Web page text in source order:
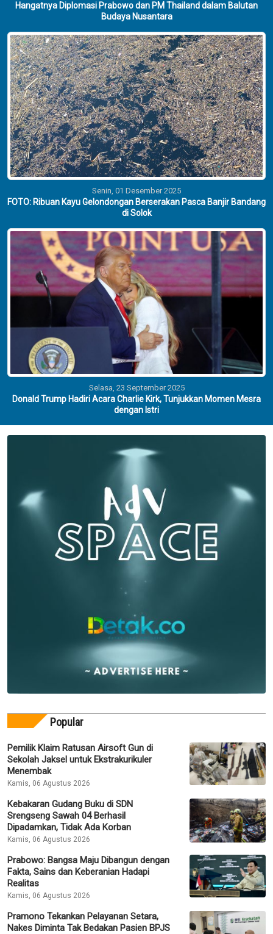
Hangatnya Diplomasi Prabowo dan PM Thailand dalam Balutan
Budaya Nusantara
Senin, 01 Desember 2025
FOTO: Ribuan Kayu Gelondongan Berserakan Pasca Banjir Bandang
di Solok
Selasa, 23 September 2025
Donald Trump Hadiri Acara Charlie Kirk, Tunjukkan Momen Mesra
dengan Istri
Popular
Pemilik Klaim Ratusan Airsoft Gun di
Sekolah Jaksel untuk Ekstrakurikuler
Menembak
Kamis, 06 Agustus 2026
Kebakaran Gudang Buku di SDN
Srengseng Sawah 04 Berhasil
Dipadamkan, Tidak Ada Korban
Kamis, 06 Agustus 2026
Prabowo: Bangsa Maju Dibangun dengan
Fakta, Sains dan Keberanian Hadapi
Realitas
Kamis, 06 Agustus 2026
Pramono Tekankan Pelayanan Setara,
Nakes Diminta Tak Bedakan Pasien BPJS